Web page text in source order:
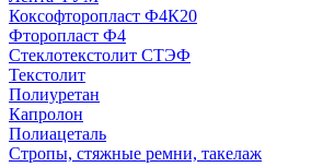
Коксофторопласт Ф4К20
Фторопласт Ф4
Стеклотекстолит СТЭФ
Текстолит
Полиуретан
Капролон
Полиацеталь
Стропы, стяжные ремни, такелаж